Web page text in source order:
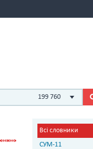
199 760
Всі словники
СУМ-11